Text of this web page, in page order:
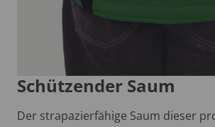
Schützender Saum
Der strapazierfähige Saum dieser